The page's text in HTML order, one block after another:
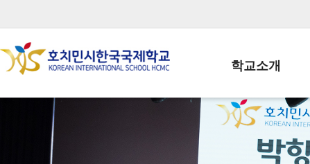
학교소개
학교장인사말
학교상징